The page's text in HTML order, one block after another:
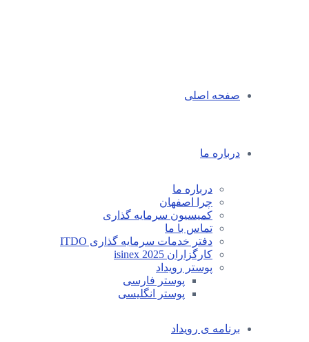
صفحه اصلی
درباره ما
درباره ما
چرا اصفهان
کمیسیون سرمایه گذاری
تماس با ما
دفتر خدمات سرمایه گذاری ITDO
کارگزاران isinex 2025
پوستر رویداد
پوستر فارسی
پوستر انگلیسی
برنامه ی رویداد